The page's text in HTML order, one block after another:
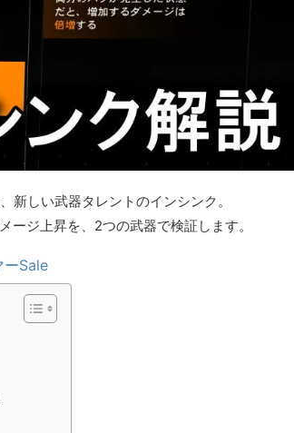
しい武器タレントのインシンク。
ジ上昇を、2つの武器で検証します。
ーSale